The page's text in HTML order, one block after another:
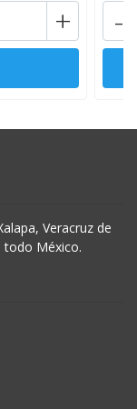
+ -
Veracruz de
todo México.